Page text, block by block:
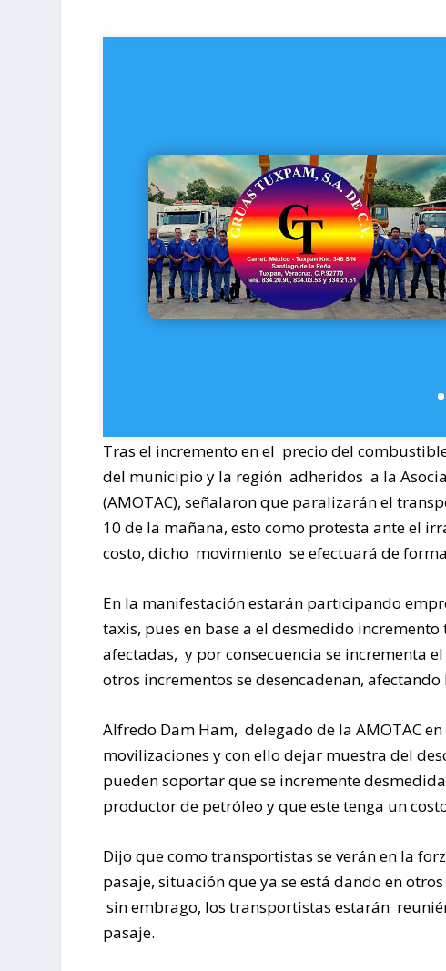
Tras el incremento en el precio del
del municipio y la región adheridos a la
(AMOTAC), señalaron que paralizarán el
10 de la mañana, esto como protesta ante el
costo, dicho movimiento se efectuará de
En la manifestación estarán participando
taxis, pues en base a el desmedido
afectadas, y por consecuencia se incrementa
otros incrementos se desencadenan,
Alfredo Dam Ham, delegado de la AMOTAC
movilizaciones y con ello dejar muestra del
pueden soportar que se incremente
productor de petróleo y que este tenga un
Dijo que como transportistas se verán en la
pasaje, situación que ya se está dando en
sin embrago, los transportistas estarán
pasaje.